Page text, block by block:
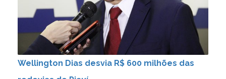
Wellington Dias desvia R$ 600 milhões das